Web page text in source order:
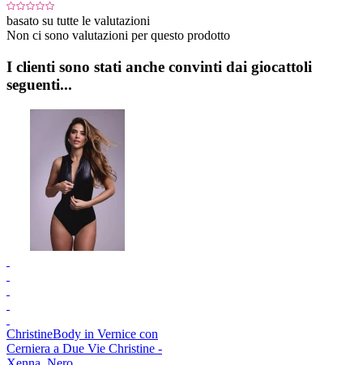
basato su tutte le valutazioni
Non ci sono valutazioni per questo prodotto
I clienti sono stati anche convinti dai giocattoli
seguenti...
ChristineBody in Vernice con
Cerniera a Due Vie Christine -